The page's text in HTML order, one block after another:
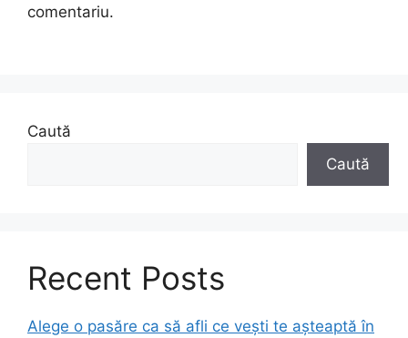
comentariu.
Caută
Caută
Recent Posts
Alege o pasăre ca să afli ce vești te așteaptă în